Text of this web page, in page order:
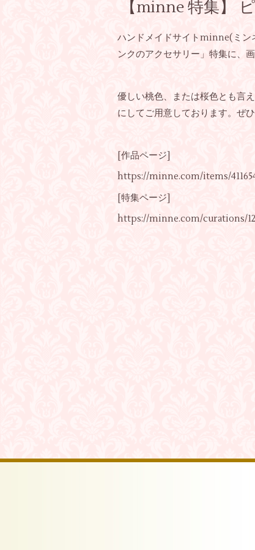
【minne 特集】
ハンドメイドサイトminne(ミン
ンクのアクセサリー」特集に、
優しい桃色、または桜色とも言
にしてご用意しております。ぜ
[作品ページ]
https://minne.com/items/
[特集ページ]
https://minne.com/curations/